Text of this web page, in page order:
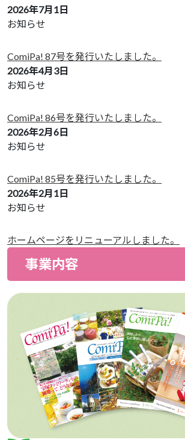
2026年7月1日
お知らせ
ComiPa! 87号を発行いたしました。
2026年4月3日
お知らせ
ComiPa! 86号を発行いたしました。
2026年2月6日
お知らせ
ComiPa! 85号を発行いたしました。
2026年2月1日
お知らせ
ホームページをリニューアルしました。
事業内容